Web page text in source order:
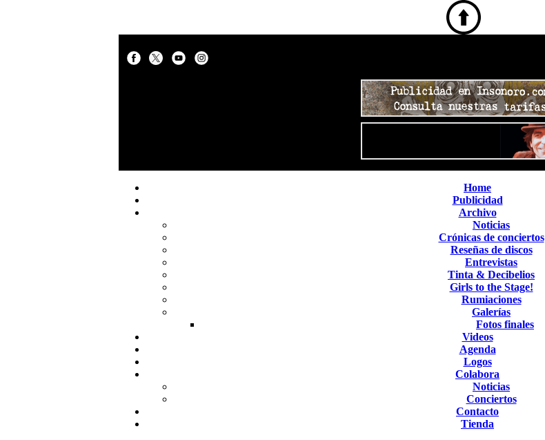
Home
Publicidad
Archivo
Noticias
Crónicas de conciertos
Reseñas de discos
Entrevistas
Tinta & Decibelios
Girls to the Stage!
Rumiaciones
Galerías
Fotos finales
Videos
Agenda
Logos
Colabora
Noticias
Conciertos
Contacto
Tienda